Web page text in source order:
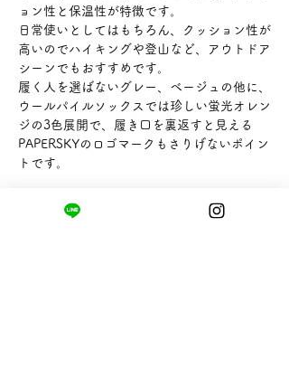
ョン性と保温性が特徴です。
日常使いとしてはもちろん、クッション性が
高いのでハイキングや登山など、アウトドア
シーンでもおすすめです。
履く人を選ばないグレー、ベージュの他に、
ウールパイルソックスでは珍しい蛍光オレン
ジの3色展開で、履き口を裏返すと見える
PAPERSKYのロゴマークもさりげないポイン
トです。
【サイズ】M 22.0 ～ 24.0 ㎝
【素材】ウール61％/ナイロン22％/ポリエ